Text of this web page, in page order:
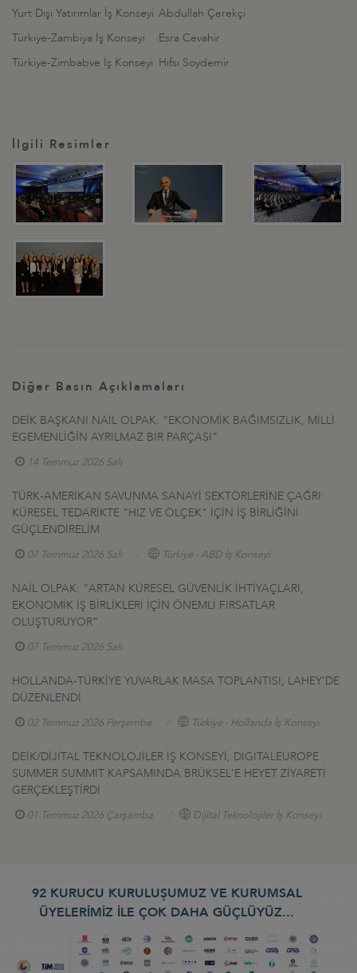
Yurt Dışı Yatırımlar İş Konseyi Abdullah Çerekçi
Türkiye-Zambiya İş Konseyi
Esra Cevahir
Türkiye-Zimbabve İş Konseyi Hıfsı Soydemir
İlgili Resimler
Diğer Basın Açıklamaları
DEİK BAŞKANI NAİL OLPAK: “EKONOMİK BAĞIMSIZLIK, MİLLİ
EGEMENLİĞİN AYRILMAZ BİR PARÇASI”
14 Temmuz 2026 Salı
TÜRK-AMERİKAN SAVUNMA SANAYİ SEKTÖRLERİNE ÇAĞRI:
KÜRESEL TEDARİKTE "HIZ VE ÖLÇEK" İÇİN İŞ BİRLİĞİNİ
GÜÇLENDİRELİM
07 Temmuz 2026 Salı Türkiye - ABD İş Konseyi
NAİL OLPAK: “ARTAN KÜRESEL GÜVENLİK İHTİYAÇLARI,
EKONOMİK İŞ BİRLİKLERİ İÇİN ÖNEMLİ FIRSATLAR
OLUŞTURUYOR”
07 Temmuz 2026 Salı
HOLLANDA-TÜRKİYE YUVARLAK MASA TOPLANTISI, LAHEY’DE
DÜZENLENDİ
02 Temmuz 2026 Perşembe Türkiye - Hollanda İş Konseyi
DEİK/DİJİTAL TEKNOLOJİLER İŞ KONSEYİ, DIGITALEUROPE
SUMMER SUMMIT KAPSAMINDA BRÜKSEL'E HEYET ZİYARETİ
GERÇEKLEŞTİRDİ
01 Temmuz 2026 Çarşamba Dijital Teknolojiler İş Konseyi
92 KURUCU KURULUŞUMUZ VE KURUMSAL
ÜYELERİMİZ İLE ÇOK DAHA GÜÇLÜYÜZ...